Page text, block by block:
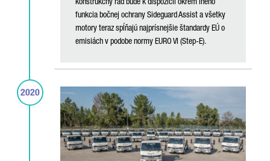
funkcia bočnej ochrany Sideguard Assist a všetky
motory teraz spĺňajú najprísnejšie štandardy EÚ o
emisiách v podobe normy EURO VI (Step-E).
2020